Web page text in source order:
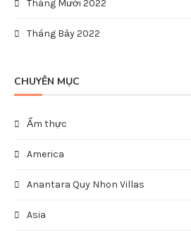
Tháng Mười 2022
Tháng Bảy 2022
CHUYÊN MỤC
Ẩm thực
America
Anantara Quy Nhon Villas
Asia